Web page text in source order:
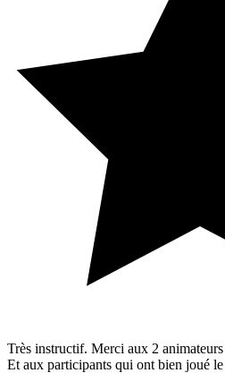
Très instructif. Merci aux 2
Et aux participants qui ont bien joué